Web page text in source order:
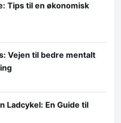
Tips til en økonomisk
Vejen til bedre mentalt
Ladcykel: En Guide til